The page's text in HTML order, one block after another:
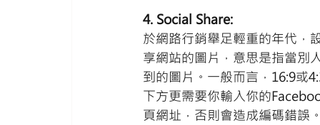
4. Social Share:
於網路行銷舉足輕重的年代，
享網站的圖片，意思是指當別
到的圖片。一般而言，16:9或
下方更需要你輸入你的
頁網址，否則會造成編碼錯誤